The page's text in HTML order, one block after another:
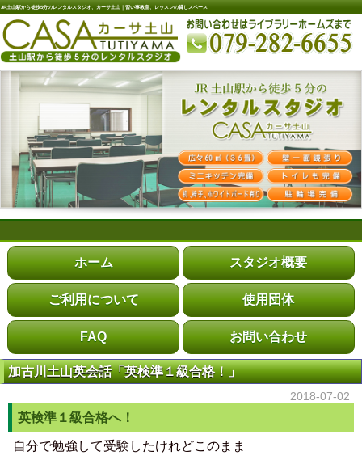
JR土山駅から徒歩5分のレンタルスタジオ、カーサ土山｜習い事教室、レッスンの貸しスペース
ホーム スタジオ概要
ご利用について 使用団体
FAQ お問い合わせ
加古川土山英会話「英検準１級合格！」
2018-07-02
英検準１級合格へ！
自分で勉強して受験したけれどこのまま